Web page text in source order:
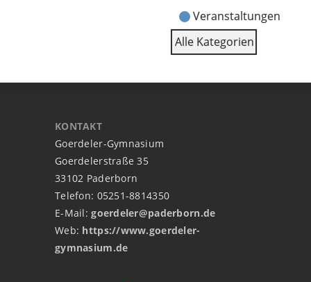
Veranstaltungen
Alle Kategorien
KONTAKT
Goerdeler-Gymnasium
Goerdelerstraße 35
33102 Paderborn
Telefon: 05251-8814350
E-Mail:goerdeler@paderborn.de
Web: https://www.goerdeler-
gymnasium.de